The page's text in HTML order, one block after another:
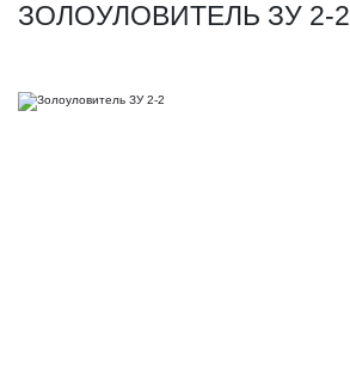
ЗОЛОУЛОВИТЕЛЬ ЗУ 2-2